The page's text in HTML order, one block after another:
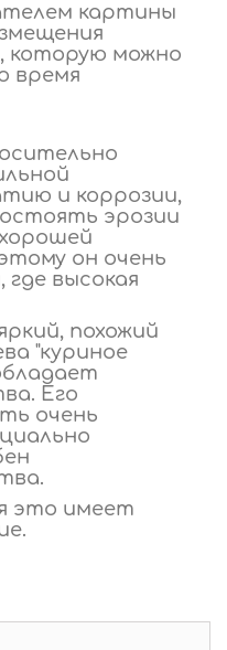
картины
которую можно
время
и коррозии,
эрозии
он очень
где высокая
похожий
"куриное
Его
очень
это имеет